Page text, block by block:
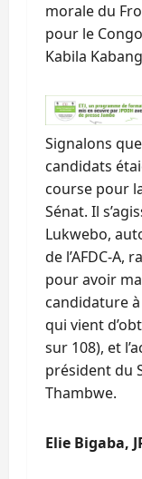
morale du
pour le Congo
Kabila
Signalons
candidats
course pour
Sénat. Il
Lukwebo,
de l’AFDC-A,
pour avoir
candidature
qui vient
sur 108), et
président du
Thambwe.
Elie Bigaba,